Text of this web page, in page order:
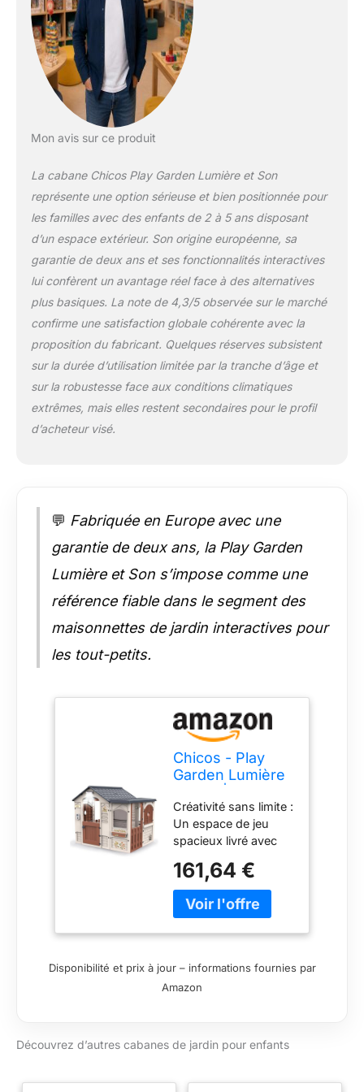
favorisant les jeux de
rôle. Traitement
intempéries :
Matériaux plastiques
durables conçus
l'extérieur. Installation
d'assemblage
intelligent et sécurisé,
pensé pour un
montage rapide afin
profitent de leur jouet
immédiatement.
Mon avis sur ce produit
La cabane Chicos Play Garden Lumière et Son
représente une option sérieuse et bien positionnée pour
les familles avec des enfants de 2 à 5 ans disposant
d’un espace extérieur. Son origine européenne, sa
garantie de deux ans et ses fonctionnalités interactives
lui confèrent un avantage réel face à des alternatives
plus basiques. La note de 4,3/5 observée sur le marché
confirme une satisfaction globale cohérente avec la
proposition du fabricant. Quelques réserves subsistent
sur la durée d’utilisation limitée par la tranche d’âge et
sur la robustesse face aux conditions climatiques
extrêmes, mais elles restent secondaires pour le profil
d’acheteur visé.
💬 Fabriquée en Europe avec une
garantie de deux ans, la Play Garden
Lumière et Son s’impose comme une
référence fiable dans le segment des
maisonnettes de jardin interactives pour
les tout-petits.
Chicos - Play
Garden Lumière
Extérieur Enfant
| Cabane de
Jardin Extérieure
à Décorer | 2 à 5
Ans (89626)
Créativité sans limite :
Un espace de jeu
spacieux livré avec
exclusif pour que
chaque enfant puisse
décorer sa façade à
grâce au système de
sonnerie et
nouvelles aventures.
maximale :
161,64 €
Disponibilité et prix à jour – informations fournies par
Amazon
Découvrez d’autres cabanes de jardin pour enfants